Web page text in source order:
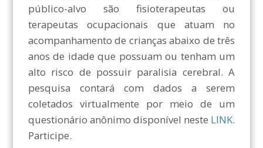
público-alvo são fisioterapeutas ou
terapeutas ocupacionais que atuam no
acompanhamento de crianças abaixo de três
anos de idade que possuam ou tenham um
alto risco de possuir paralisia cerebral. A
pesquisa contará com dados a serem
coletados virtualmente por meio de um
questionário anônimo disponível neste LINK.
Participe.